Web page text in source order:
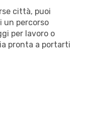
città, puoi
un percorso
per lavoro o
pronta a portarti